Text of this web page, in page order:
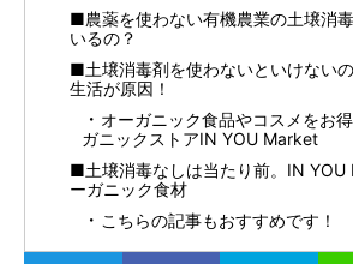
■農薬を使わない有機農業の土壌消
いるの？
■土壌消毒剤を使わないといけない
生活が原因！
オーガニック食品やコスメをお
ガニックストアIN YOU Market
■土壌消毒なしは当たり前。IN YOU
ーガニック食材
こちらの記事もおすすめです！